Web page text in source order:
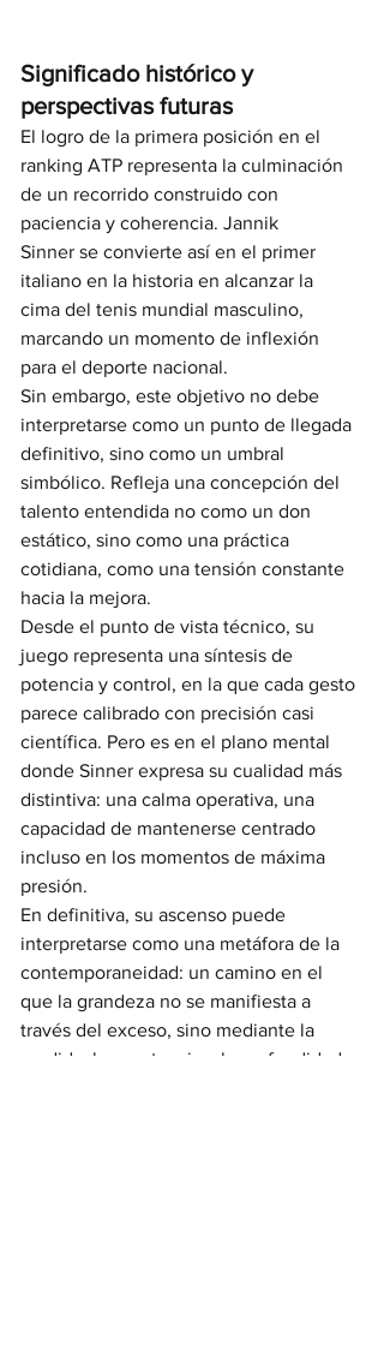
Significado histórico y
perspectivas futuras
El logro de la primera posición en el
ranking ATP representa la culminación
de un recorrido construido con
paciencia y coherencia. Jannik
Sinner se convierte así en el primer
italiano en la historia en alcanzar la
cima del tenis mundial masculino,
marcando un momento de inflexión
para el deporte nacional.
Sin embargo, este objetivo no debe
interpretarse como un punto de llegada
definitivo, sino como un umbral
simbólico. Refleja una concepción del
talento entendida no como un don
estático, sino como una práctica
cotidiana, como una tensión constante
hacia la mejora.
Desde el punto de vista técnico, su
juego representa una síntesis de
potencia y control, en la que cada gesto
parece calibrado con precisión casi
científica. Pero es en el plano mental
donde Sinner expresa su cualidad más
distintiva: una calma operativa, una
capacidad de mantenerse centrado
incluso en los momentos de máxima
presión.
En definitiva, su ascenso puede
interpretarse como una metáfora de la
contemporaneidad: un camino en el
que la grandeza no se manifiesta a
través del exceso, sino mediante la
medida, la constancia y la profundidad.